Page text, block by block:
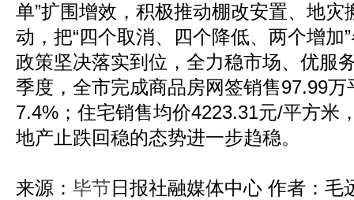
单”扩围增效，积极推动棚改安置、地
动，把“四个取消、四个降低、两个增加
政策坚决落实到位，全力稳市场、优服
季度，全市完成商品房网签销售97.99
7.4%；住宅销售均价4223.31元/平方米
地产止跌回稳的态势进一步趋稳。
来源： 毕节 日报社融媒体中心 作者：毛